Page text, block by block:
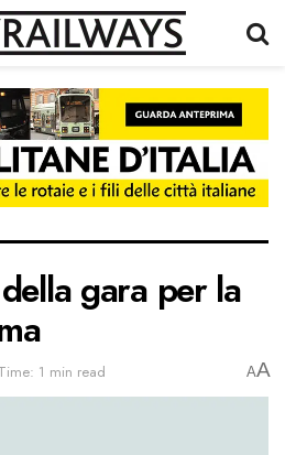
gara per la
1 min read AA